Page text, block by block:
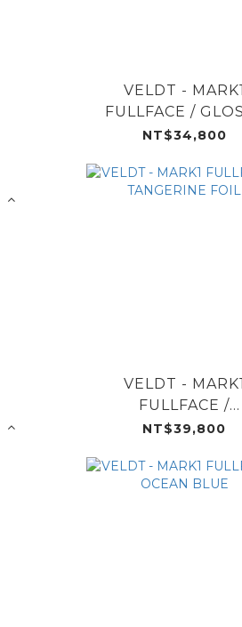
VELDT - MARK1
FULLFACE /
WHITE
NT$34,800
VELDT - MARK1
FULLFACE /
TANGERINE
NT$39,800